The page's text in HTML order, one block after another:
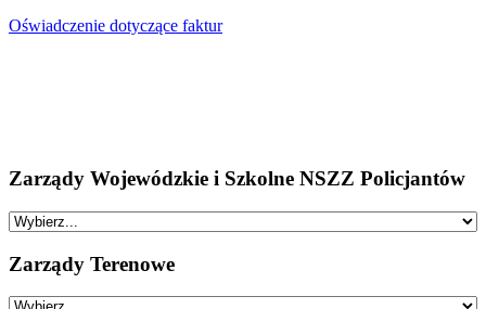
Oświadczenie dotyczące faktur
Zarządy Wojewódzkie i Szkolne NSZZ Policjantów
Zarządy Terenowe